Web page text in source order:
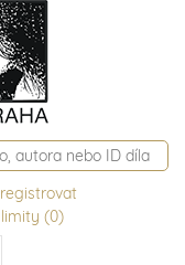
registrovat
limity (0)